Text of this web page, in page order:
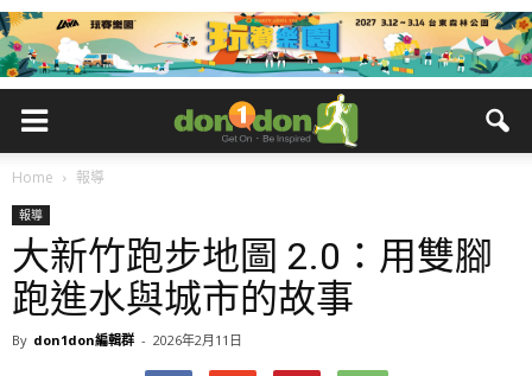
Home 報導
報導
大新竹跑步地圖 2.0：用雙腳
跑進水與城市的故事
By don1don編輯群 - 2026年2月11日